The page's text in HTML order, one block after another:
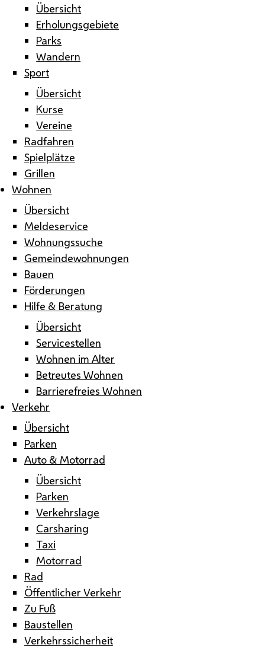
Übersicht
Erholungsgebiete
Parks
Wandern
Sport
Übersicht
Kurse
Vereine
Radfahren
Spielplätze
Grillen
Wohnen
Übersicht
Meldeservice
Wohnungssuche
Gemeindewohnungen
Bauen
Förderungen
Hilfe & Beratung
Übersicht
Servicestellen
Wohnen im Alter
Betreutes Wohnen
Barrierefreies Wohnen
Verkehr
Übersicht
Parken
Auto & Motorrad
Übersicht
Parken
Verkehrslage
Carsharing
Taxi
Motorrad
Rad
Öffentlicher Verkehr
Zu Fuß
Baustellen
Verkehrssicherheit